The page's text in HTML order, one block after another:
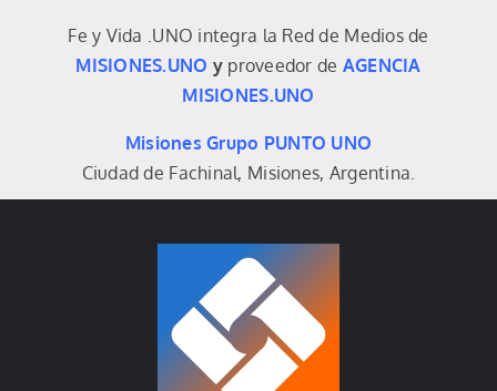
Fe y Vida .UNO integra la Red de Medios de
MISIONES.UNO y proveedor de AGENCIA
MISIONES.UNO
Misiones Grupo PUNTO UNO
Ciudad de Fachinal, Misiones, Argentina.